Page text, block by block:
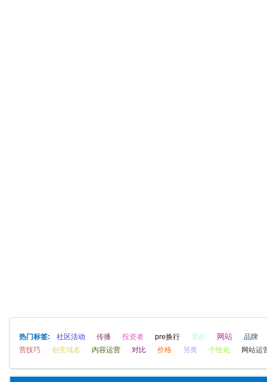
热门标签: 社区活动 传播 投资者 pre换行 竟价 网站
品牌
营技巧
创意域名 内容运营 对比 价格 另类 个性化 网站运